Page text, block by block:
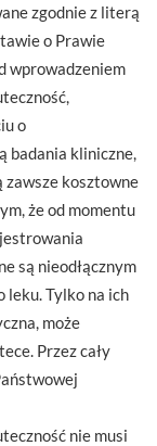
zgodnie z literą
o Prawie
wprowadzeniem
o
badania kliniczne,
zawsze kosztowne
że od momentu
są nieodłącznym
leku. Tylko na ich
może
Przez cały
nie musi